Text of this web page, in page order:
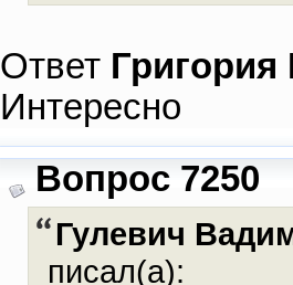
Ответ
Интересно
Вопрос 7250
Гулевич
писал(а):